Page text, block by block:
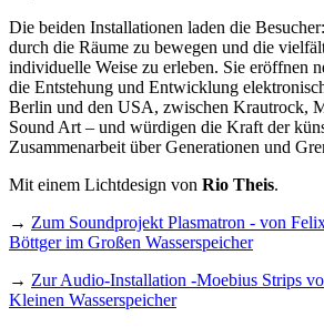
Die beiden Installationen laden die
durch die Räume zu bewegen und die
individuelle Weise zu erleben. Sie eröffnen
die Entstehung und Entwicklung
Berlin und den USA, zwischen Krautrock,
Sound Art – und würdigen die Kraft der
Zusammenarbeit über Generationen und
Mit einem Lichtdesign von Rio Theis.
→ Zum Soundprojekt Plasmatron - von
Böttger im Großen Wasserspeicher
→ Zur Audio-Installation -Moebius Strips
Kleinen Wasserspeicher